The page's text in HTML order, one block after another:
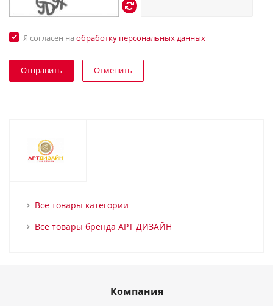
Я согласен на обработку персональных данных
Отменить
Все товары категории
Все товары бренда АРТ ДИЗАЙН
Компания